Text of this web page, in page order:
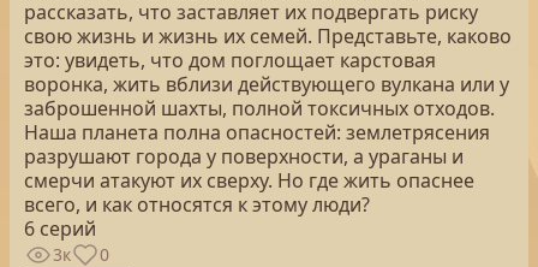
рассказать, что заставляет их подвергать риску
свою жизнь и жизнь их семей. Представьте, каково
это: увидеть, что дом поглощает карстовая
воронка, жить вблизи действующего вулкана или у
заброшенной шахты, полной токсичных отходов.
Наша планета полна опасностей: землетрясения
разрушают города у поверхности, а ураганы и
смерчи атакуют их сверху. Но где жить опаснее
всего, и как относятся к этому люди?
6 серий
3к 0